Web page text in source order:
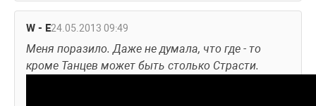
W - E24.05.2013 09:49
Меня поразило. Даже не думала, что где - то
кроме Танцев может быть столько Страсти.